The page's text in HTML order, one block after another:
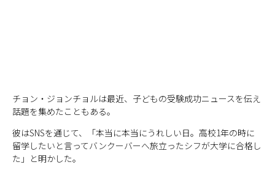
チョン・ジョンチョルは最近、子どもの受験成功ニュースを伝え
話題を集めたこともある。
彼はSNSを通じて、「本当に本当にうれしい日。高校1年の時に
留学したいと言ってバンクーバーへ旅立ったシフが大学に合格し
た」と明かした。